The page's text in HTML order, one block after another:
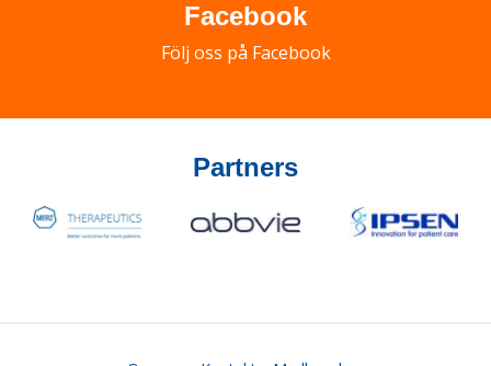
Facebook
Följ oss på Facebook
Partners